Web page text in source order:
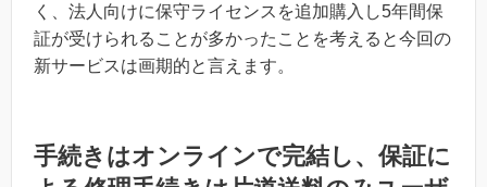
く、法人向けに保守ライセンスを追加購入し5年間保
証が受けられることが多かったことを考えると今回の
新サービスは画期的と言えます。
手続きはオンラインで完結し、保証に